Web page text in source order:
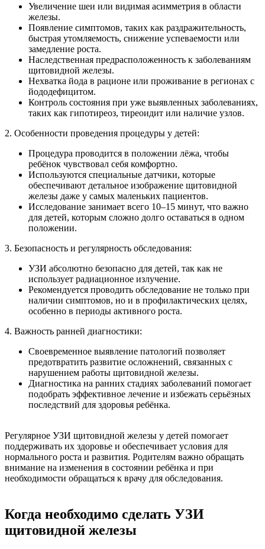
Увеличение шеи или видимая асимметрия в области
железы.
Появление симптомов, таких как раздражительность,
быстрая утомляемость, снижение успеваемости или
замедление роста.
Наследственная предрасположенность к заболеваниям
щитовидной железы.
Нехватка йода в рационе или проживание в регионах с
йододефицитом.
Контроль состояния при уже выявленных заболеваниях,
таких как гипотиреоз, тиреоидит или наличие узлов.
2. Особенности проведения процедуры у детей:
Процедура проводится в положении лёжа, чтобы
ребёнок чувствовал себя комфортно.
Используются специальные датчики, которые
обеспечивают детальное изображение щитовидной
железы даже у самых маленьких пациентов.
Исследование занимает всего 10–15 минут, что важно
для детей, которым сложно долго оставаться в одном
положении.
3. Безопасность и регулярность обследования:
УЗИ абсолютно безопасно для детей, так как не
использует радиационное излучение.
Рекомендуется проводить обследование не только при
наличии симптомов, но и в профилактических целях,
особенно в периоды активного роста.
4. Важность ранней диагностики:
Своевременное выявление патологий позволяет
предотвратить развитие осложнений, связанных с
нарушением работы щитовидной железы.
Диагностика на ранних стадиях заболеваний помогает
подобрать эффективное лечение и избежать серьёзных
последствий для здоровья ребёнка.
Регулярное УЗИ щитовидной железы у детей помогает
поддерживать их здоровье и обеспечивает условия для
нормального роста и развития. Родителям важно обращать
внимание на изменения в состоянии ребёнка и при
необходимости обращаться к врачу для обследования.
Когда необходимо сделать УЗИ
щитовидной железы